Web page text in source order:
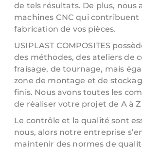
de tels résultats. De plus, nous
machines CNC qui contribuent
fabrication de vos pièces.
USIPLAST COMPOSITES
des méthodes, des ateliers de
fraisage, de tournage, mais
zone de montage et de
finis. Nous avons toutes les
de réaliser votre projet de A à Z
Le contrôle et la qualité sont
nous, alors notre entreprise
maintenir des normes de